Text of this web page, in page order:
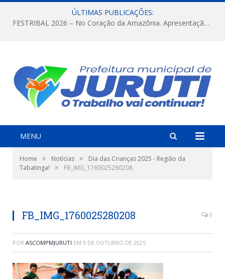
ÚLTIMAS PUBLICAÇÕES:
FESTRIBAL 2026 – No Coração da Amazônia. Apresentação da Munduruku.
MENU
Home » Notícias »
Dia das Crianças 2025 - Região da
Tabatinga!
» FB_IMG_1760025280208
FB_IMG_1760025280208 0
POR ASCOMPMJURUTI EM 9 DE OUTUBRO DE 2025